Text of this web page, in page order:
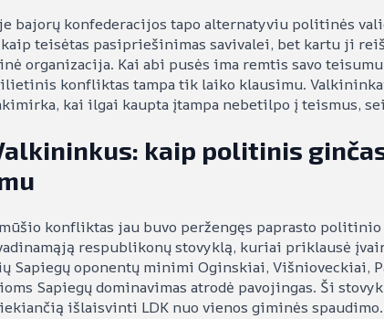
bajorų konfederacijos tapo alternatyviu politinės
teisėtas pasipriešinimas savivalei, bet kartu ji
organizacija. Kai abi pusės ima remtis savo
konfliktas tampa tik laiko klausimu.
kai ilgai kaupta įtampa nebetilpo į teismus,
kaip politinis
konfliktas jau buvo peržengęs paprasto
respublikonų stovyklą, kuriai priklausė
Sapiegų oponentų minimi Oginskiai, Višnioveckiai,
Sapiegų dominavimas atrodė pavojingas. Ši
išlaisvinti LDK nuo vienos giminės spaudimo.